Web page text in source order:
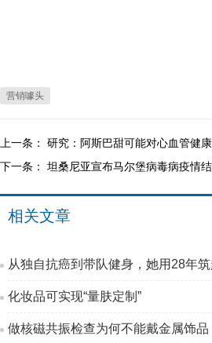
营销噱头
上一条： 研究：阿斯巴甜可能对心血管健
下一条： 坦桑尼亚宣布马尔堡病毒病疫情
相关文章
从独自抗癌到带队健身，她用28年筑
化妆品可实现“量肤定制”
做核磁共振检查为何不能戴金属饰品